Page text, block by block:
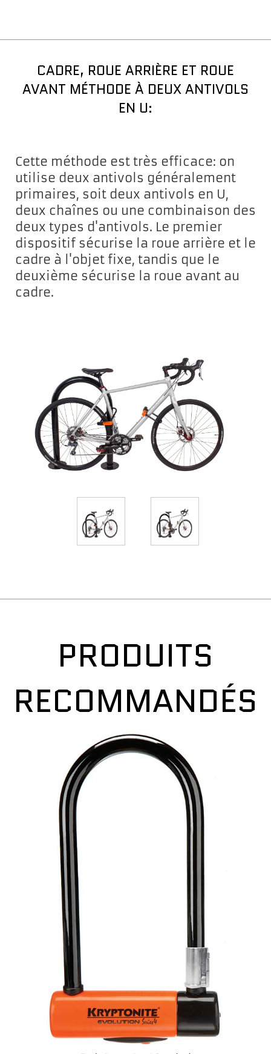
CADRE, ROUE ARRIÈRE ET ROUE
AVANT MÉTHODE À DEUX ANTIVOLS
EN U:
Cette méthode est très efficace: on
utilise deux antivols généralement
primaires, soit deux antivols en U,
deux chaînes ou une combinaison des
deux types d'antivols. Le premier
dispositif sécurise la roue arrière et le
cadre à l'objet fixe, tandis que le
deuxième sécurise la roue avant au
cadre.
PRODUITS
RECOMMANDÉS